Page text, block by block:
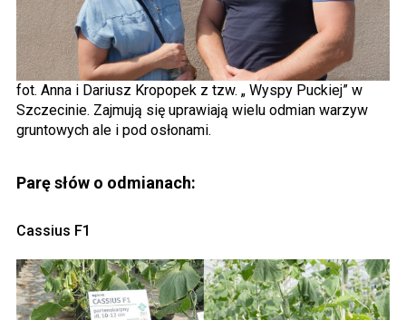
fot. Anna i Dariusz Kropopek z tzw. „ Wyspy Puckiej” w
Szczecinie. Zajmują się uprawiają wielu odmian warzyw
gruntowych ale i pod osłonami.
Parę słów o odmianach:
Cassius F1